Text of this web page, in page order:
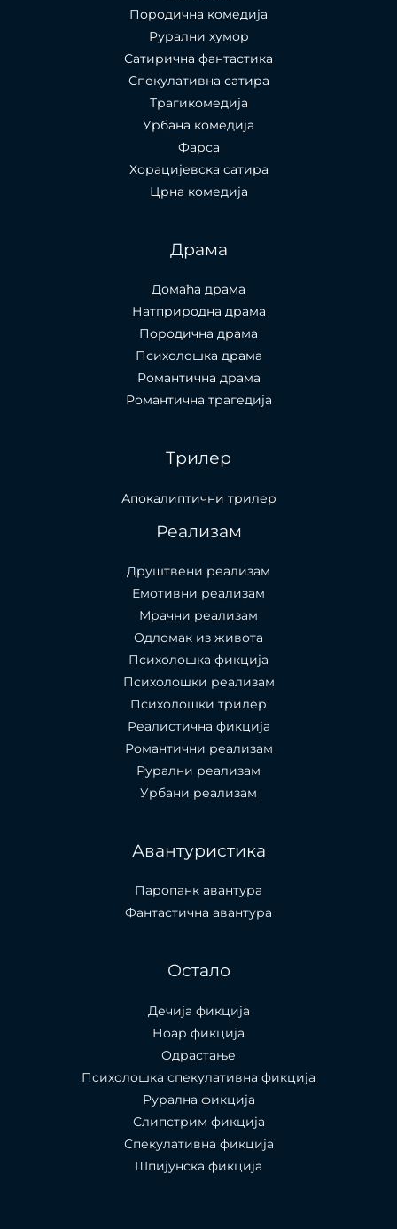
Породична комедија
Рурални хумор
Сатирична фантастика
Спекулативна сатира
Трагикомедија
Урбана комедија
Фарса
Хорацијевска сатира
Црна комедија
Драма
Домаћа драма
Натприродна драма
Породична драма
Психолошка драма
Романтична драма
Романтична трагедија
Трилер
Апокалиптични трилер
Реализам
Друштвени реализам
Емотивни реализам
Мрачни реализам
Одломак из живота
Психолошкa фикција
Психолошки реализам
Психолошки трилер
Реалистична фикција
Романтични реализам
Рурални реализам
Урбани реализам
Авантуристика
Паропанк авантура
Фантастична авантура
Остало
Дечија фикција
Ноар фикција
Одрастање
Психолошка спекулативна фикција
Рурална фикција
Слипстрим фикција
Спекулативна фикција
Шпијунска фикција